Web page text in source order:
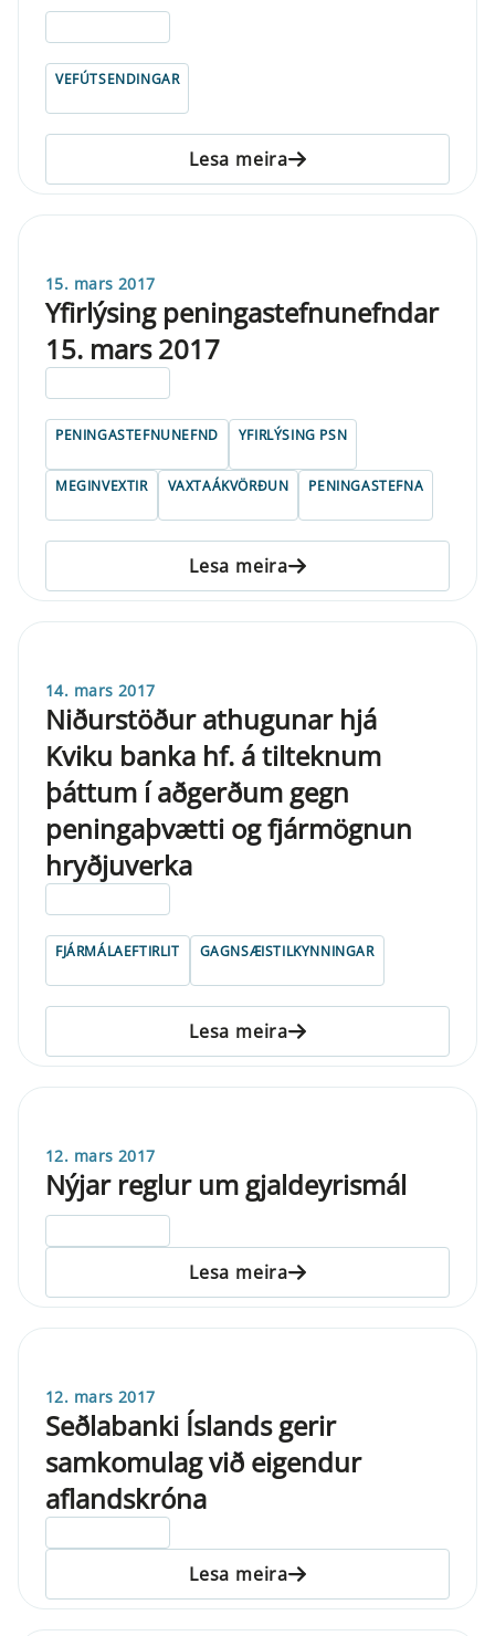
VEFÚTSENDINGAR
Lesa meira
15. mars 2017
Yfirlýsing peningastefnunefndar
15. mars 2017
PENINGASTEFNUNEFND YFIRLÝSING PSN
MEGINVEXTIR VAXTAÁKVÖRÐUN PENINGASTEFNA
Lesa meira
14. mars 2017
Niðurstöður athugunar hjá
Kviku banka hf. á tilteknum
þáttum í aðgerðum gegn
peningaþvætti og fjármögnun
hryðjuverka
FJÁRMÁLAEFTIRLIT GAGNSÆISTILKYNNINGAR
Lesa meira
12. mars 2017
Nýjar reglur um gjaldeyrismál
Lesa meira
12. mars 2017
Seðlabanki Íslands gerir
samkomulag við eigendur
aflandskróna
Lesa meira